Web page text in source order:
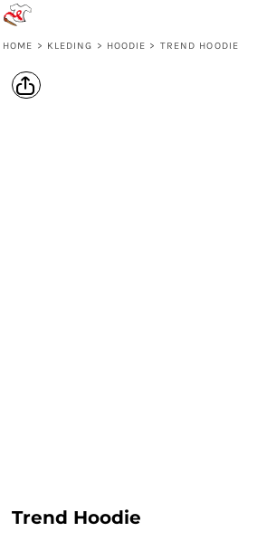
HOME > KLEDING > HOODIE > TREND HOODIE
Trend Hoodie